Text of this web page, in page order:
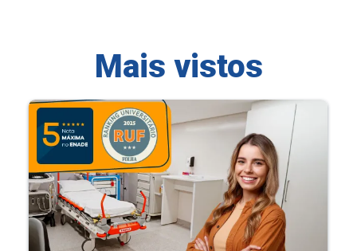
Mais vistos